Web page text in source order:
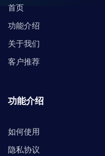
首页
功能介绍
关于我们
客户推荐
功能介绍
如何使用
隐私协议